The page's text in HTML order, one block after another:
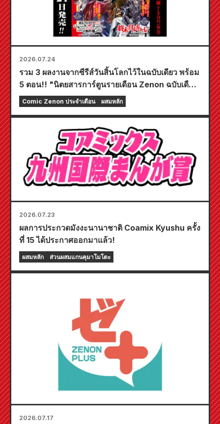
2026.07.24
รวม 3 ผลงานจากซีรีส์วันสิ้นโลกไว้ในฉบับเดียว พร้อม
5 ตอน!! "นิตยสารการ์ตูนรายเดือน Zenon ฉบับเดือน
กันยายน 2026" วางจำหน่ายวันที่ 24 กรกฎาคม!!
Comic Zenon ประจำเดือน ผสมหลัก
2026.07.23
ผลการประกวดมังงะนานาชาติ Coamix Kyushu ครั้ง
ที่ 15 ได้ประกาศออกมาแล้ว!
ผสมหลัก ส่วนผสมแกนคุมาโมโตะ
2026.07.17